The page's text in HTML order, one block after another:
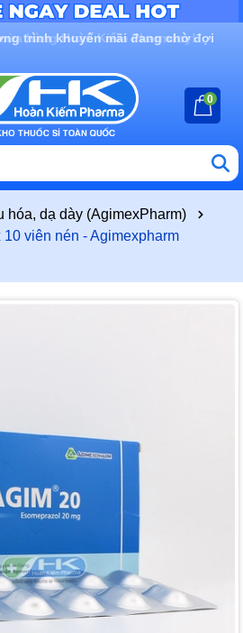
trình khuyến mãi đang chờ đợi
0
hóa, dạ dày (AgimexPharm)
viên nén - Agimexpharm